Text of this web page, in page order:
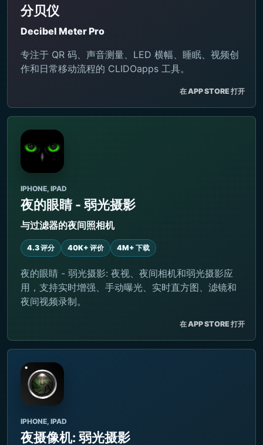
分贝仪
Decibel Meter Pro
专注于 QR 码、声音测量、LED 横幅、睡眠、视频创
作和日常移动流程的 CLIDOapps 工具。
在 APP STORE 打开
IPHONE, IPAD
夜的眼睛 - 弱光摄影
与过滤器的夜间照相机
4.3 评分 40K+ 评价 4M+ 下载
夜的眼睛 - 弱光摄影: 夜视、夜间相机和弱光摄影应
用，支持实时增强、手动曝光、实时直方图、滤镜和
夜间视频录制。
在 APP STORE 打开
IPHONE, IPAD
夜摄像机: 弱光摄影